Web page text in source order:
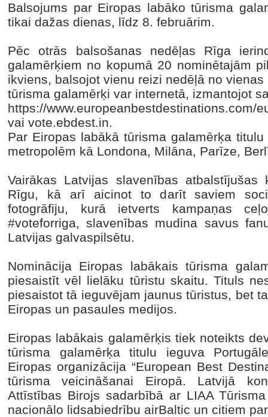
Balsojums par Eiropas labāko tūrisma
tikai dažas dienas, līdz 8. februārim.
Pēc otrās balsošanas nedēļas Rīga
galamērķiem no kopumā 20 nominētajām
ikviens, balsojot vienu reizi nedēļā no
tūrisma galamērķi var internetā, izmantojot
https://www.europeanbestdestinations.com/
vai vote.ebdest.in.
Par Eiropas labākā tūrisma galamērķa
metropolēm kā Londona, Milāna, Parīze,
Vairākas Latvijas slavenības atbalstījušas
Rīgu, kā arī aicinot to darīt saviem
fotogrāfiju, kurā ietverts kampaņas
#voteforriga, slavenības mudina savus
Latvijas galvaspilsētu.
Nominācija Eiropas labākais tūrisma
piesaistīt vēl lielāku tūristu skaitu. Tituls
piesaistot tā ieguvējam jaunus tūristus, bet
Eiropas un pasaules medijos.
Eiropas labākais galamērķis tiek noteikts
tūrisma galamērķa titulu ieguva
Eiropas organizācija “European Best
tūrisma veicināšanai Eiropā. Latvijā
Attīstības Birojs sadarbībā ar LIAA
nacionālo lidsabiedrību airBaltic un citiem